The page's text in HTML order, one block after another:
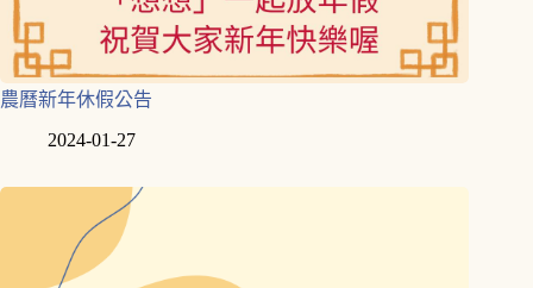
農曆新年休假公告
2024-01-27